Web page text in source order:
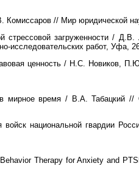
Комиссаров // Мир юридической
стрессовой загруженности /
исследовательских работ, Уфа,
ценность / Н.С. Новиков,
мирное время / В.А. Табацкий
войск национальной гвардии
Therapy for Anxiety and